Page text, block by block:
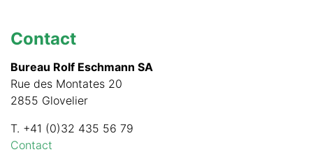
Contact
Bureau Rolf Eschmann SA
Rue des Montates 20
2855 Glovelier
T. +41 (0)32 435 56 79
Contact